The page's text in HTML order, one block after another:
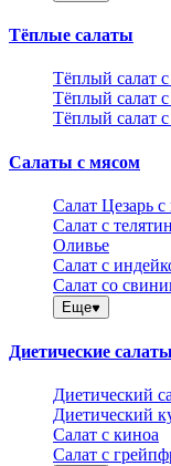
Тёплые салаты
Тёплый салат
Тёплый салат
Тёплый салат
Салаты с мясом
Салат Цезарь
Салат с
Оливье
Салат с
Салат со
Еще
Диетические салаты
Диетический
Диетический
Салат с киноа
Салат с